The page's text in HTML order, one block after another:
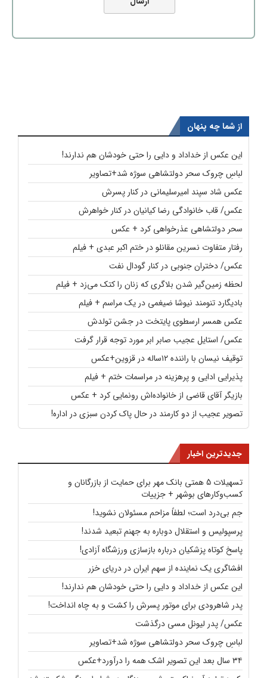
از شما چه پنهان
این عکس از خداداد و دایی را حتی خودشان هم ندارند!
لباسِ چروک سحر دولتشاهی سوژه شد+تصاویر
عکس شاد سپند امیرسلیمانی در کنار پسرش
عکس/ قاب خانوادگی رضا کیانیان در کنار خواهرش
سحر دولتشاهی عذرخواهی کرد + عکس
رفتار متفاوت نسرین مقانلو در ختم اکبر عبدی + فیلم
عکس/ دختران جنوبی در کنار گودال نفت
لحظه زمین‌گیر شدن بلاگری که زنان را کتک می‌زد + فیلم
بادیگارد تنومند نیوشا ضیغمی در یک مراسم + فیلم
عکس همسر ارسطوی پایتخت در جشن تولدش
عکس/ استایل عجیب صابر ابر مورد توجه قرار گرفت
توقیف نیسان با راننده ۱۲ساله در قزوین+عکس
پذیرایی ادایی و پرهزینه در مراسمات ختم + فیلم
بازیگر آقای قاضی از خانواده‌اش رونمایی کرد + عکس
تصویر عجیب از دو کارمند در حال پاک کردن سبزی در اداره!
جدیدترین اخبار
تسهیلات 5 همتی بانک مهر برای حمایت از بازرگانان و
کسب‌وکارهای بوشهر + جزییات
جم بی‌درد است؛ لطفاً مزاحم مسئولان نشوید!
پرسپولیس و استقلال دوباره به جهنم تبعید شدند!
پاسخ کوتاه پزشکیان درباره بازسازی ورزشگاه آزادی!
افشاگری یک نماینده از سهم ایران در دریای خزر
این عکس از خداداد و دایی را حتی خودشان هم ندارند!
پدر شاهرودی برای موتور پسرش را کشت و به چاه انداخت!
عکس/ پدر لیونل مسی درگذشت
لباسِ چروک سحر دولتشاهی سوژه شد+تصاویر
۳۴ سال بعد این تصویر اشک همه را درآورد+عکس